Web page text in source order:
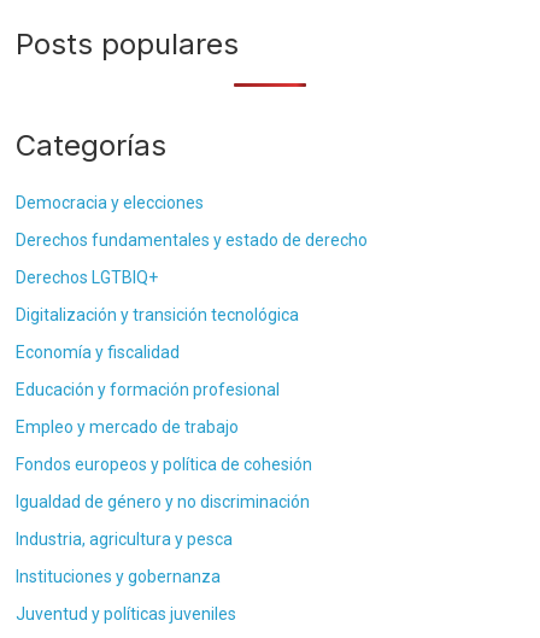
Posts populares
Categorías
Democracia y elecciones
Derechos fundamentales y estado de derecho
Derechos LGTBIQ+
Digitalización y transición tecnológica
Economía y fiscalidad
Educación y formación profesional
Empleo y mercado de trabajo
Fondos europeos y política de cohesión
Igualdad de género y no discriminación
Industria, agricultura y pesca
Instituciones y gobernanza
Juventud y políticas juveniles